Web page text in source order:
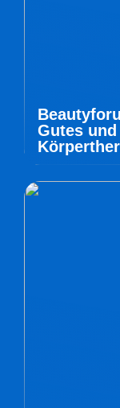
Gutes